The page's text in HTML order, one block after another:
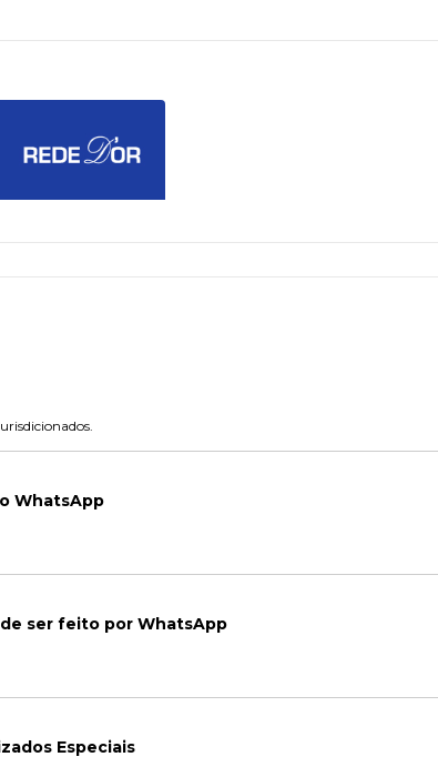
WhatsApp
ser feito por WhatsApp
Especiais